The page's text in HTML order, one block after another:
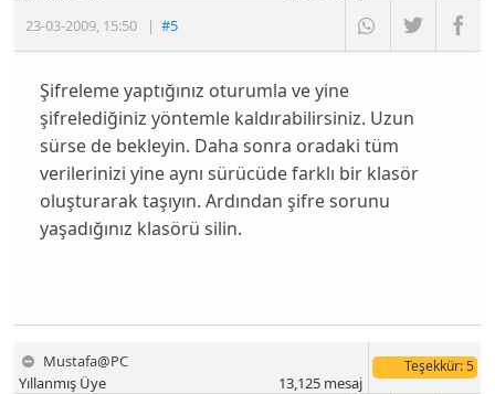
23-03-2009, 15:50 |#5
Şifreleme yaptığınız oturumla ve yine
şifrelediğiniz yöntemle kaldırabilirsiniz. Uzun
sürse de bekleyin. Daha sonra oradaki tüm
verilerinizi yine aynı sürücüde farklı bir klasör
oluşturarak taşıyın. Ardından şifre sorunu
yaşadığınız klasörü silin.
Mustafa@PC
Yıllanmış Üye
Teşekkür: 5
13,125mesaj